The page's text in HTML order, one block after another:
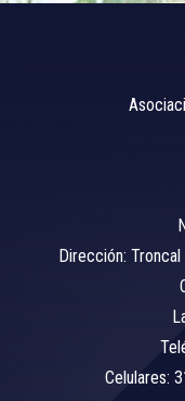
Dirección:
Celulares: